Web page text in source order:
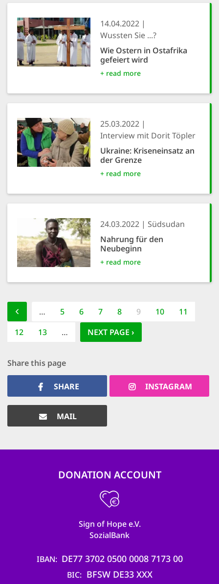
14.04.2022
Wussten Sie ...?
Wie Ostern in Ostafrika
gefeiert wird
+ read more
25.03.2022
Interview mit Dorit Töpler
Ukraine: Kriseneinsatz an
der Grenze
+ read more
24.03.2022
Südsudan
Nahrung für den
Neubeginn
+ read more
Pagination
PREVIOUS PAGE
… PAGE
5 PAGE
6 PAGE
7 PAGE
8 CURRENT
9 PAGE
10 PAGE
11
PAGE
12 PAGE
13 … NEXT PAGE
NEXT PAGE ›
Share this page
SHARE INSTAGRAM
MAIL
DONATION ACCOUNT
Sign of Hope e.V.
SozialBank
IBAN DE77 3702 0500 0008 7173 00
BIC BFSW DE33 XXX